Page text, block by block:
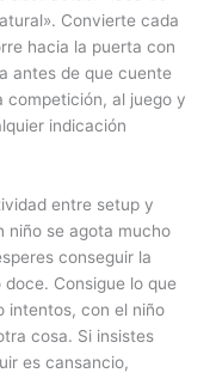
Convierte cada
hacia la puerta con
antes de que cuente
competición, al juego y
indicación
entre setup y
niño se agota mucho
conseguir la
Consigue lo que
intentos, con el niño
cosa. Si insistes
es cansancio,